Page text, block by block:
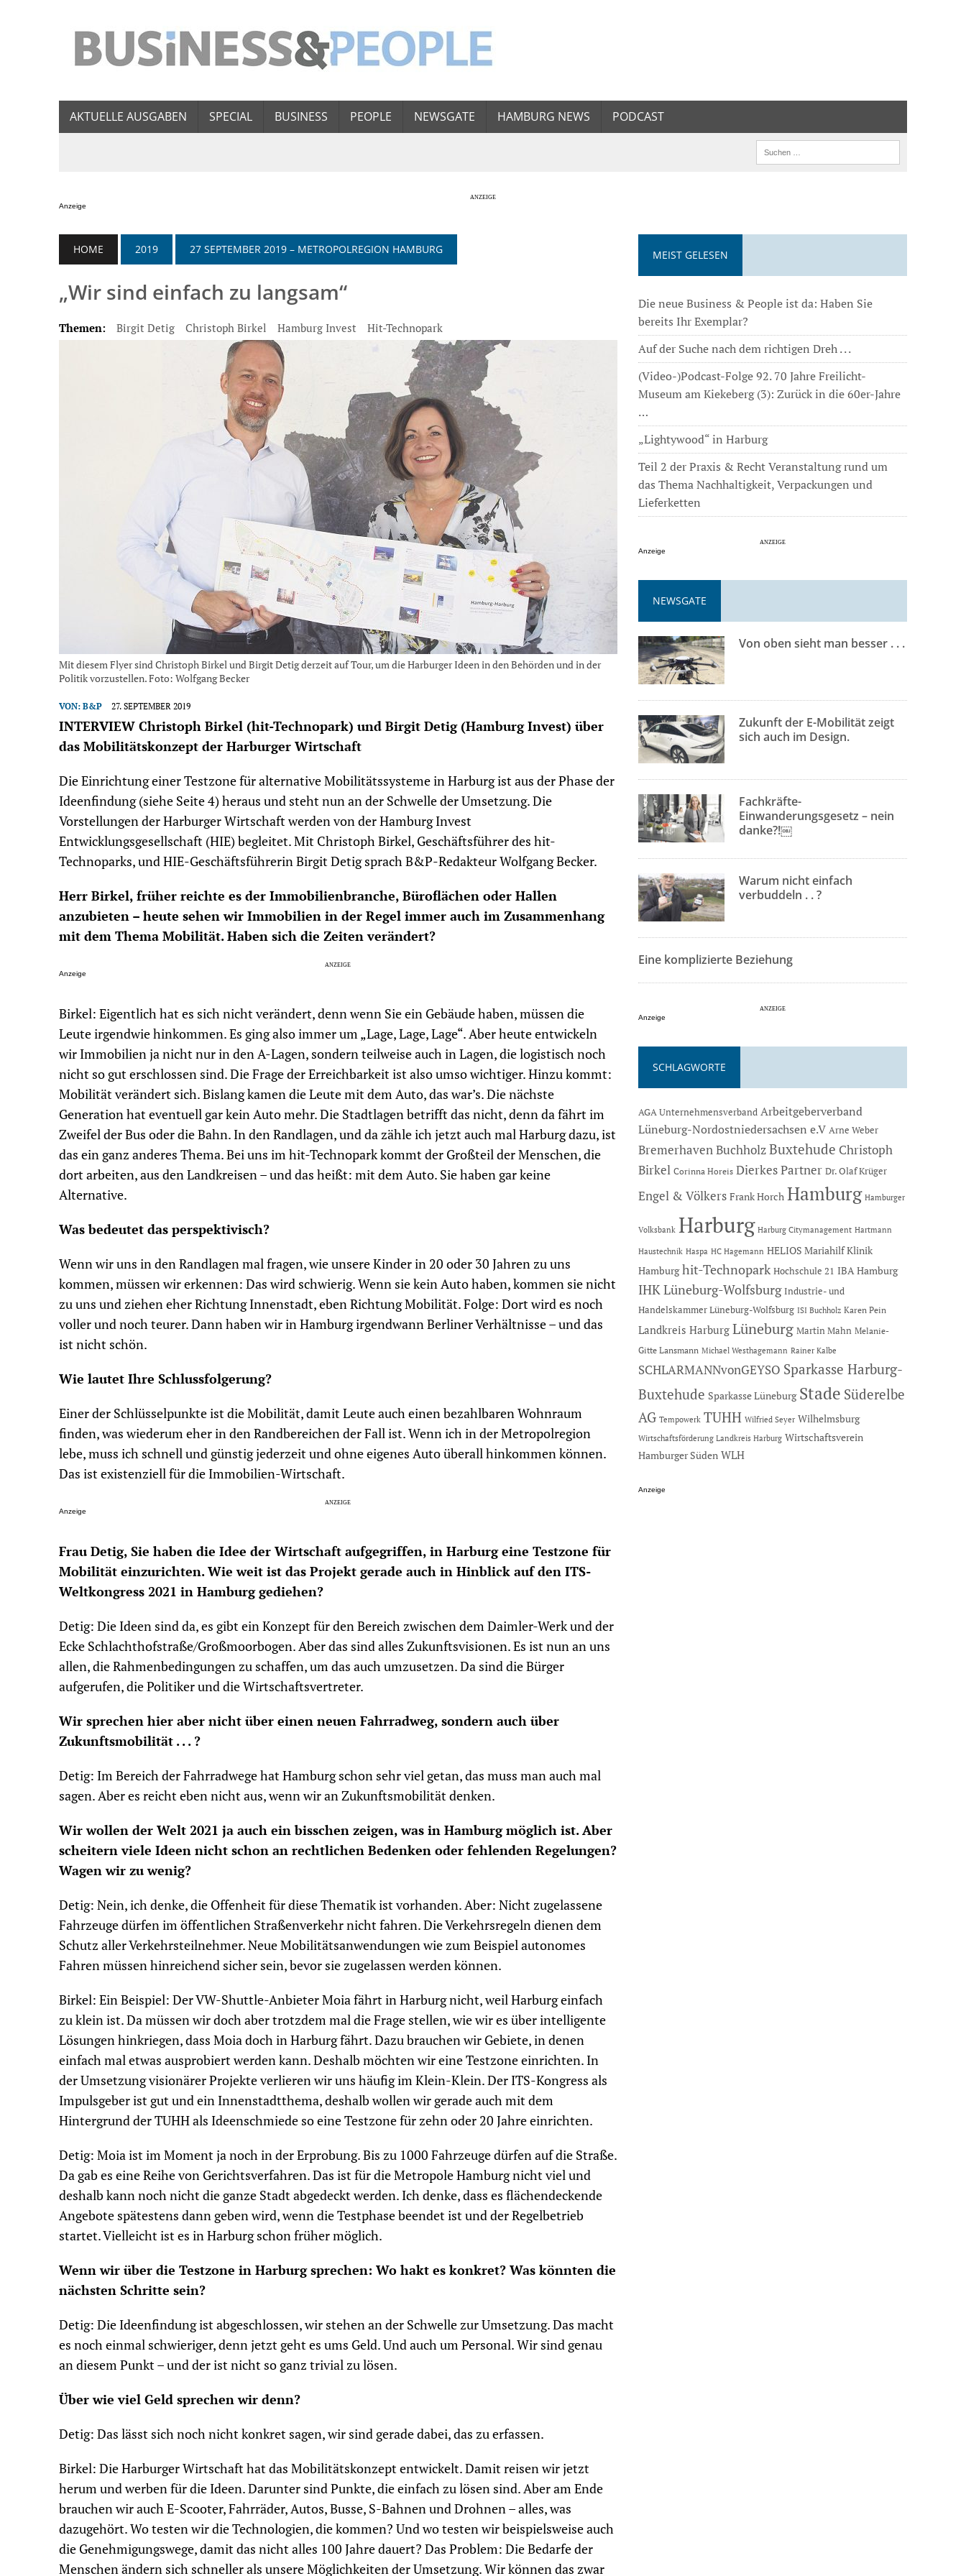
AKTUELLE AUSGABEN SPECIAL BUSINESS PEOPLE NEWSGATE HAMBURG NEWS PODCAST
Anzeige
HOME 2019 27 SEPTEMBER 2019 – METROPOLREGION HAMBURG
„Wir sind einfach zu langsam“
Themen: Birgit Detig Christoph Birkel Hamburg Invest Hit-Technopark
Mit diesem Flyer sind Christoph Birkel und Birgit Detig derzeit auf Tour, um die Harburger Ideen in den Behörden und in der
Politik vorzustellen. Foto: Wolfgang Becker
VON: B&P 27. SEPTEMBER 2019
INTERVIEW Christoph Birkel (hit-Technopark) und Birgit Detig (Hamburg Invest) über
das Mobilitätskonzept der Harburger Wirtschaft
Die Einrichtung einer Testzone für alternative Mobilitätssysteme in Harburg ist aus der Phase der
Ideenfindung (siehe Seite 4) heraus und steht nun an der Schwelle der Umsetzung. Die
Vorstellungen der Harburger Wirtschaft werden von der Hamburg Invest
Entwicklungsgesellschaft (HIE) begleitet. Mit Christoph Birkel, Geschäftsführer des hit-
Technoparks, und HIE-Geschäftsführerin Birgit Detig sprach B&P-Redakteur Wolfgang Becker.
Herr Birkel, früher reichte es der Immobilienbranche, Büroflächen oder Hallen
anzubieten – heute sehen wir Immobilien in der Regel immer auch im Zusammenhang
mit dem Thema Mobilität. Haben sich die Zeiten verändert?
Anzeige
Birkel: Eigentlich hat es sich nicht verändert, denn wenn Sie ein Gebäude haben, müssen die
Leute irgendwie hinkommen. Es ging also immer um „Lage, Lage, Lage“. Aber heute entwickeln
wir Immobilien ja nicht nur in den A-Lagen, sondern teilweise auch in Lagen, die logistisch noch
nicht so gut erschlossen sind. Die Frage der Erreichbarkeit ist also umso wichtiger. Hinzu kommt:
Mobilität verändert sich. Bislang kamen die Leute mit dem Auto, das war’s. Die nächste
Generation hat eventuell gar kein Auto mehr. Die Stadtlagen betrifft das nicht, denn da fährt im
Zweifel der Bus oder die Bahn. In den Randlagen, und da zähle ich jetzt auch mal Harburg dazu, ist
das ein ganz anderes Thema. Bei uns im hit-Technopark kommt der Großteil der Menschen, die
dort arbeiten, aus den Landkreisen – und das heißt: mit dem Auto. Sie haben gar keine
Alternative.
Was bedeutet das perspektivisch?
Wenn wir uns in den Randlagen mal fragen, wie unsere Kinder in 20 oder 30 Jahren zu uns
kommen, müssen wir erkennen: Das wird schwierig. Wenn sie kein Auto haben, kommen sie nicht
zu uns und ziehen eher Richtung Innenstadt, eben Richtung Mobilität. Folge: Dort wird es noch
voller und noch teurer. Dann haben wir in Hamburg irgendwann Berliner Verhältnisse – und das
ist nicht schön.
Wie lautet Ihre Schlussfolgerung?
Einer der Schlüsselpunkte ist die Mobilität, damit Leute auch einen bezahlbaren Wohnraum
finden, was wiederum eher in den Randbereichen der Fall ist. Wenn ich in der Metropolregion
lebe, muss ich schnell und günstig jederzeit und ohne eigenes Auto überall hinkommen können.
Das ist existenziell für die Immobilien-Wirtschaft.
Anzeige
Frau Detig, Sie haben die Idee der Wirtschaft aufgegriffen, in Harburg eine Testzone für
Mobilität einzurichten. Wie weit ist das Projekt gerade auch in Hinblick auf den ITS-
Weltkongress 2021 in Hamburg gediehen?
Detig: Die Ideen sind da, es gibt ein Konzept für den Bereich zwischen dem Daimler-Werk und der
Ecke Schlachthofstraße/Großmoorbogen. Aber das sind alles Zukunftsvisionen. Es ist nun an uns
allen, die Rahmenbedingungen zu schaffen, um das auch umzusetzen. Da sind die Bürger
aufgerufen, die Politiker und die Wirtschaftsvertreter.
Wir sprechen hier aber nicht über einen neuen Fahrradweg, sondern auch über
Zukunftsmobilität . . . ?
Detig: Im Bereich der Fahrradwege hat Hamburg schon sehr viel getan, das muss man auch mal
sagen. Aber es reicht eben nicht aus, wenn wir an Zukunftsmobilität denken.
Wir wollen der Welt 2021 ja auch ein bisschen zeigen, was in Hamburg möglich ist. Aber
scheitern viele Ideen nicht schon an rechtlichen Bedenken oder fehlenden Regelungen?
Wagen wir zu wenig?
Detig: Nein, ich denke, die Offenheit für diese Thematik ist vorhanden. Aber: Nicht zugelassene
Fahrzeuge dürfen im öffentlichen Straßenverkehr nicht fahren. Die Verkehrsregeln dienen dem
Schutz aller Verkehrsteilnehmer. Neue Mobilitätsanwendungen wie zum Beispiel autonomes
Fahren müssen hinreichend sicher sein, bevor sie zugelassen werden können.
Birkel: Ein Beispiel: Der VW-Shuttle-Anbieter Moia fährt in Harburg nicht, weil Harburg einfach
zu klein ist. Da müssen wir doch aber trotzdem mal die Frage stellen, wie wir es über intelligente
Lösungen hinkriegen, dass Moia doch in Harburg fährt. Dazu brauchen wir Gebiete, in denen
einfach mal etwas ausprobiert werden kann. Deshalb möchten wir eine Testzone einrichten. In
der Umsetzung visionärer Projekte verlieren wir uns häufig im Klein-Klein. Der ITS-Kongress als
Impulsgeber ist gut und ein Innenstadtthema, deshalb wollen wir gerade auch mit dem
Hintergrund der TUHH als Ideenschmiede so eine Testzone für zehn oder 20 Jahre einrichten.
Detig: Moia ist im Moment ja noch in der Erprobung. Bis zu 1000 Fahrzeuge dürfen auf die Straße.
Da gab es eine Reihe von Gerichtsverfahren. Das ist für die Metropole Hamburg nicht viel und
deshalb kann noch nicht die ganze Stadt abgedeckt werden. Ich denke, dass es flächendeckende
Angebote spätestens dann geben wird, wenn die Testphase beendet ist und der Regelbetrieb
startet. Vielleicht ist es in Harburg schon früher möglich.
Wenn wir über die Testzone in Harburg sprechen: Wo hakt es konkret? Was könnten die
nächsten Schritte sein?
Detig: Die Ideenfindung ist abgeschlossen, wir stehen an der Schwelle zur Umsetzung. Das macht
es noch einmal schwieriger, denn jetzt geht es ums Geld. Und auch um Personal. Wir sind genau
an diesem Punkt – und der ist nicht so ganz trivial zu lösen.
Über wie viel Geld sprechen wir denn?
Detig: Das lässt sich noch nicht konkret sagen, wir sind gerade dabei, das zu erfassen.
Birkel: Die Harburger Wirtschaft hat das Mobilitätskonzept entwickelt. Damit reisen wir jetzt
herum und werben für die Ideen. Darunter sind Punkte, die einfach zu lösen sind. Aber am Ende
brauchen wir auch E-Scooter, Fahrräder, Autos, Busse, S-Bahnen und Drohnen – alles, was
dazugehört. Wo testen wir die Technologien, die kommen? Und wo testen wir beispielsweise auch
die Genehmigungswege, damit das nicht alles 100 Jahre dauert? Das Problem: Die Bedarfe der
Menschen ändern sich schneller als unsere Möglichkeiten der Umsetzung. Wir können das zwar
MEIST GELESEN
Die neue Business & People ist da: Haben Sie
bereits Ihr Exemplar?
Auf der Suche nach dem richtigen Dreh . . .
(Video-)Podcast-Folge 92. 70 Jahre Freilicht-
Museum am Kiekeberg (3): Zurück in die 60er-Jahre
…
„Lightywood“ in Harburg
Teil 2 der Praxis & Recht Veranstaltung rund um
das Thema Nachhaltigkeit, Verpackungen und
Lieferketten
Anzeige
NEWSGATE
Von oben sieht man besser . . .
Zukunft der E-Mobilität zeigt
sich auch im Design.
Fachkräfte-
Einwanderungsgesetz – nein
danke?!￼
Warum nicht einfach
verbuddeln . . ?
Eine komplizierte Beziehung
Anzeige
SCHLAGWORTE
AGA Unternehmensverband Arbeitgeberverband
Lüneburg-Nordostniedersachsen e.V Arne Weber
BremerhavenBuchholzBuxtehude Christoph
Birkel Corinna Horeis Dierkes Partner Dr. Olaf Krüger
Engel & Völkers Frank Horch Hamburg Hamburger
Volksbank Harburg Harburg Citymanagement Hartmann
Haustechnik Haspa HC Hagemann HELIOS Mariahilf Klinik
Hamburg hit-Technopark Hochschule 21 IBA Hamburg
IHK Lüneburg-Wolfsburg Industrie- und
Handelskammer Lüneburg-Wolfsburg ISI Buchholz Karen Pein
Landkreis Harburg Lüneburg Martin Mahn Melanie-
Gitte Lansmann Michael Westhagemann Rainer Kalbe
SCHLARMANNvonGEYSO Sparkasse Harburg-
Buxtehude Sparkasse Lüneburg Stade Süderelbe
AG Tempowerk TUHH Wilfried Seyer Wilhelmsburg
Wirtschaftsförderung Landkreis Harburg Wirtschaftsverein
Hamburger Süden WLH
Anzeige